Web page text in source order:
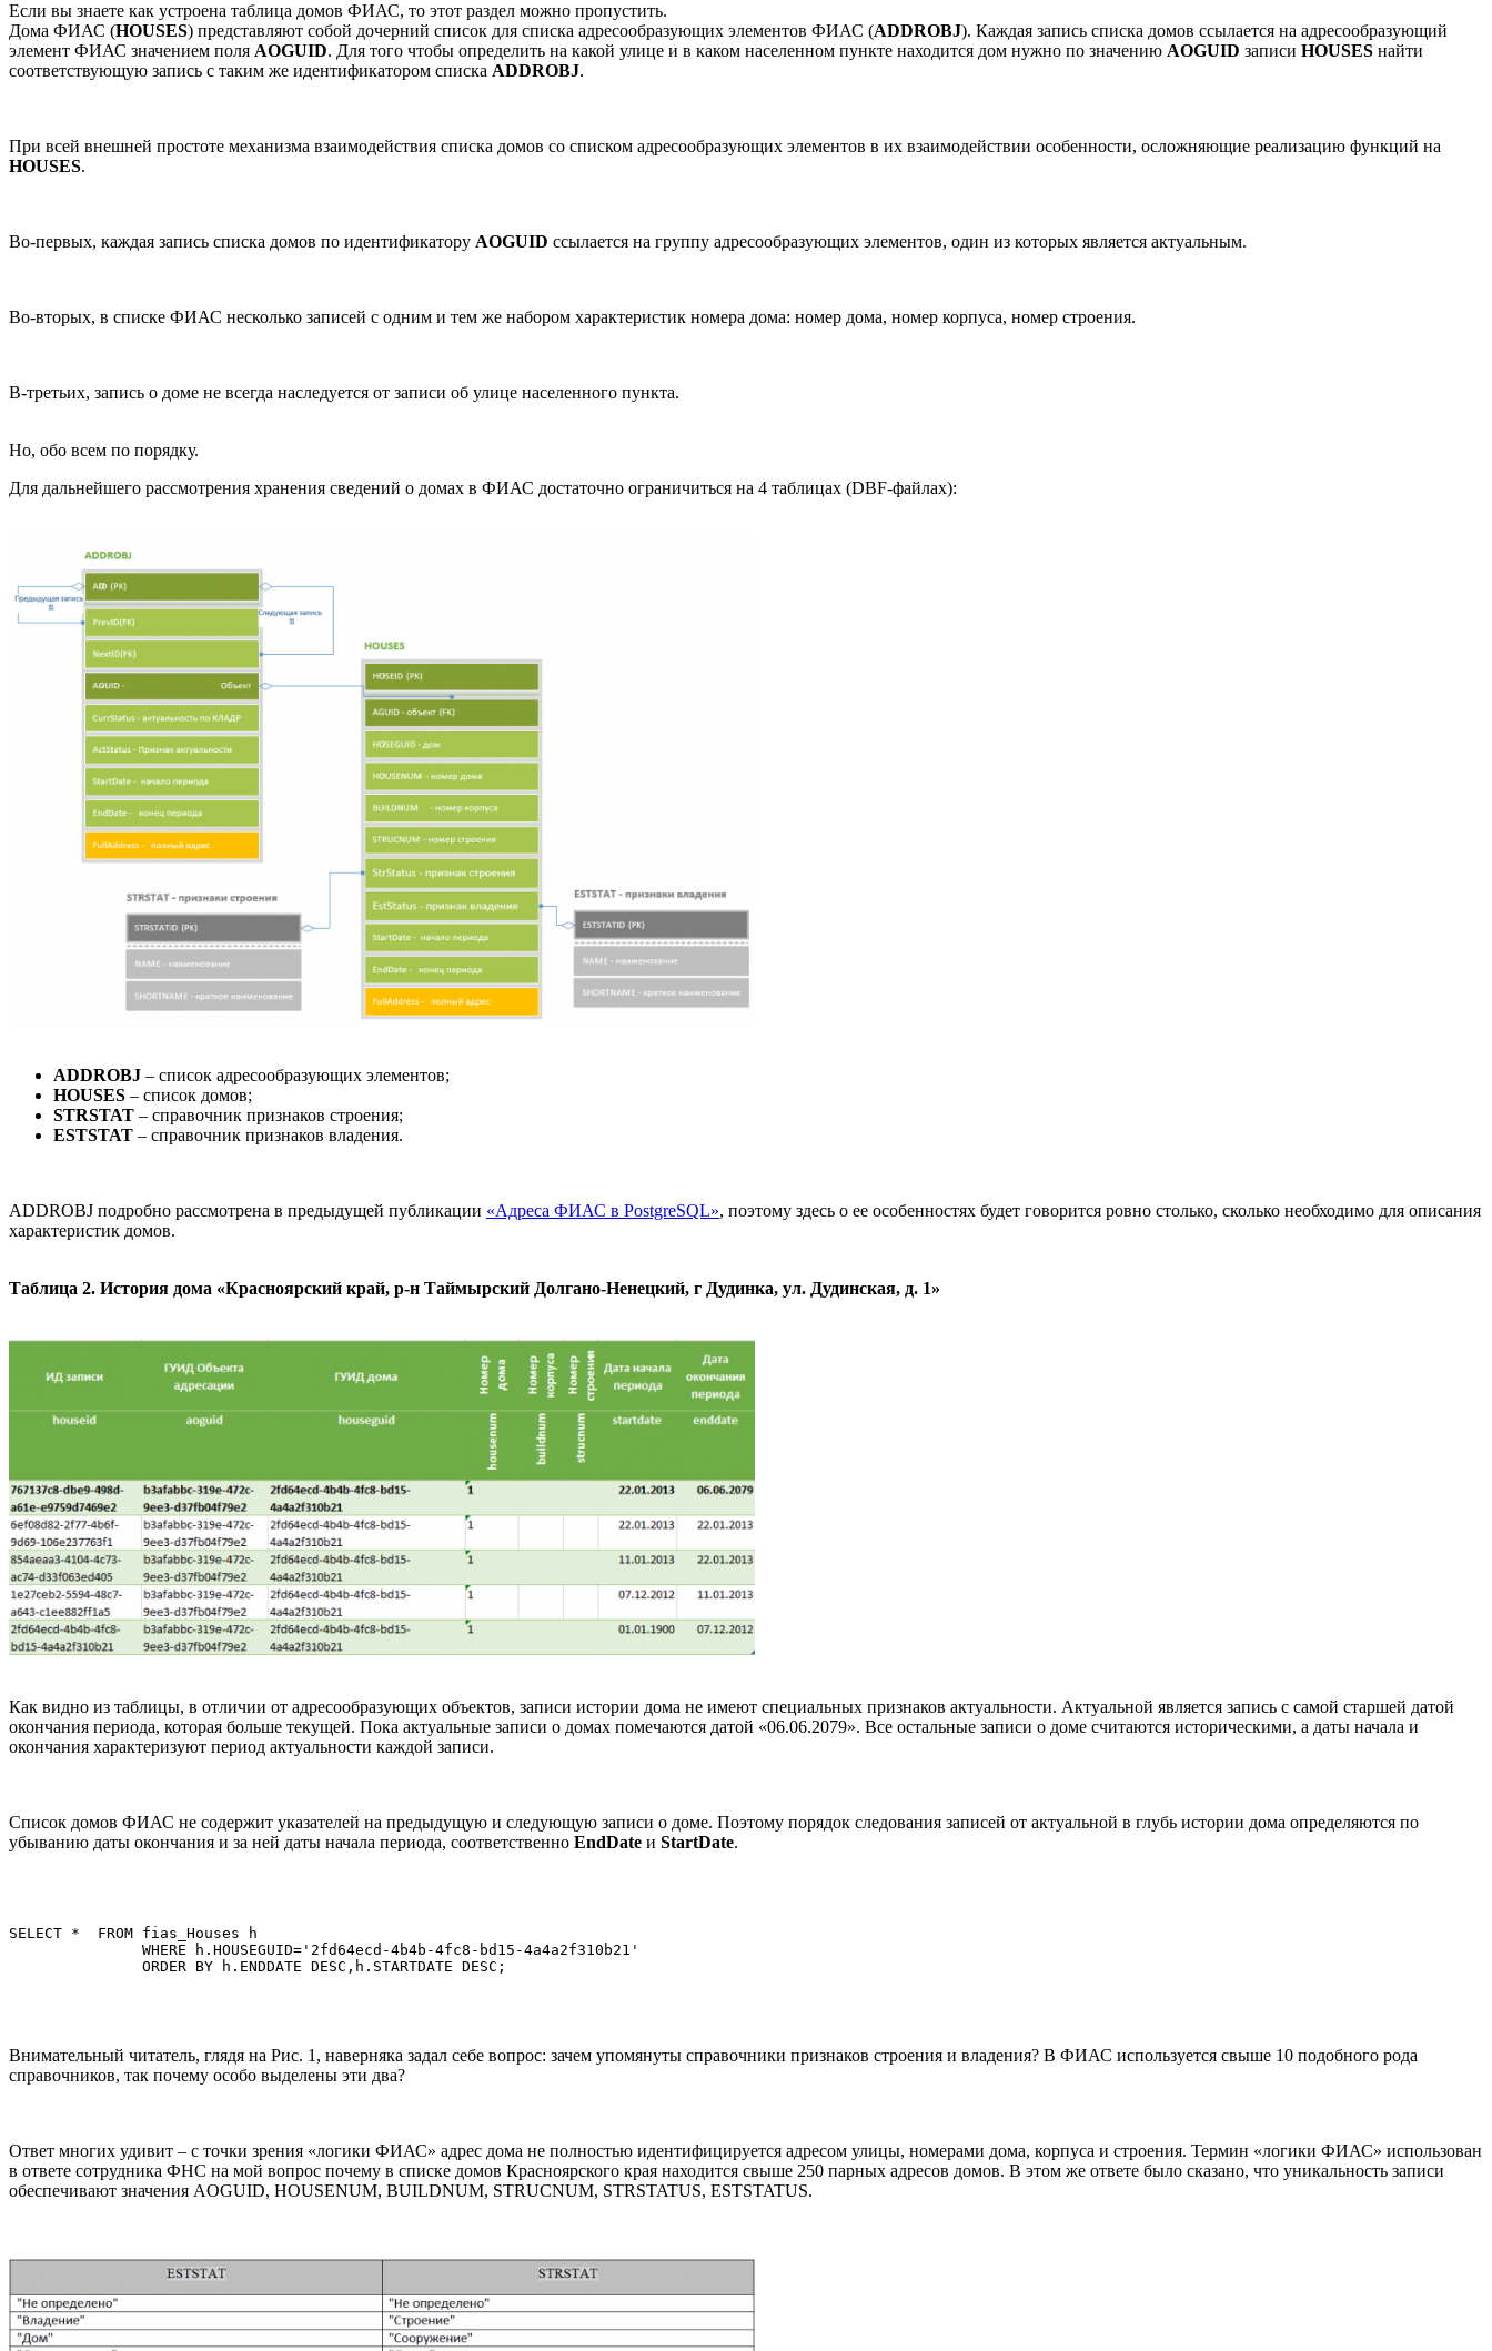
Если вы знаете как устроена таблица домов ФИАС, то этот раздел можно пропустить.
Дома ФИАС (HOUSES) представляют собой дочерний список для списка адресообразующих элементов ФИАС (ADDROBJ). Каждая запись списка домов ссылается на адресообразующий
элемент ФИАС значением поля AOGUID. Для того чтобы определить на какой улице и в каком населенном пункте находится дом нужно по значению AOGUID записи HOUSES найти
соответствующую запись с таким же идентификатором списка ADDROBJ.
При всей внешней простоте механизма взаимодействия списка домов со списком адресообразующих элементов в их взаимодействии особенности, осложняющие реализацию функций на
HOUSES.
Во-первых, каждая запись списка домов по идентификатору AOGUID ссылается на группу адресообразующих элементов, один из которых является актуальным.
Во-вторых, в списке ФИАС несколько записей с одним и тем же набором характеристик номера дома: номер дома, номер корпуса, номер строения.
В-третьих, запись о доме не всегда наследуется от записи об улице населенного пункта.
Но, обо всем по порядку.
Для дальнейшего рассмотрения хранения сведений о домах в ФИАС достаточно ограничиться на 4 таблицах (DBF-файлах):
ADDROBJ – список адресообразующих элементов;
HOUSES – список домов;
STRSTAT – справочник признаков строения;
ESTSTAT – справочник признаков владения.
ADDROBJ подробно рассмотрена в предыдущей публикации «Адреса ФИАС в PostgreSQL», поэтому здесь о ее особенностях будет говорится ровно столько, сколько необходимо для описания
характеристик домов.
Таблица 2. История дома «Красноярский край, р-н Таймырский Долгано-Ненецкий, г Дудинка, ул. Дудинская, д. 1»
Как видно из таблицы, в отличии от адресообразующих объектов, записи истории дома не имеют специальных признаков актуальности. Актуальной является запись с самой старшей датой
окончания периода, которая больше текущей. Пока актуальные записи о домах помечаются датой «06.06.2079». Все остальные записи о доме считаются историческими, а даты начала и
окончания характеризуют период актуальности каждой записи.
Список домов ФИАС не содержит указателей на предыдущую и следующую записи о доме. Поэтому порядок следования записей от актуальной в глубь истории дома определяются по
убыванию даты окончания и за ней даты начала периода, соответственно EndDate и StartDate.
SELECT *  FROM fias_Houses h
               WHERE h.HOUSEGUID='2fd64ecd-4b4b-4fc8-bd15-4a4a2f310b21'
Внимательный читатель, глядя на Рис. 1, наверняка задал себе вопрос: зачем упомянуты справочники признаков строения и владения? В ФИАС используется свыше 10 подобного рода
справочников, так почему особо выделены эти два?
Ответ многих удивит – с точки зрения «логики ФИАС» адрес дома не полностью идентифицируется адресом улицы, номерами дома, корпуса и строения. Термин «логики ФИАС» использован
в ответе сотрудника ФНС на мой вопрос почему в списке домов Красноярского края находится свыше 250 парных адресов домов. В этом же ответе было сказано, что уникальность записи
обеспечивают значения AOGUID, HOUSENUM, BUILDNUM, STRUCNUM, STRSTATUS, ESTSTATUS.